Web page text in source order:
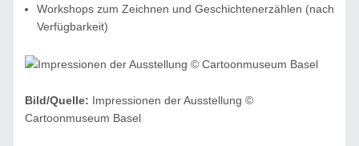
Workshops zum Zeichnen und Geschichtenerzählen (nach
Verfügbarkeit)
Bild/Quelle: Impressionen der Ausstellung ©
Cartoonmuseum Basel